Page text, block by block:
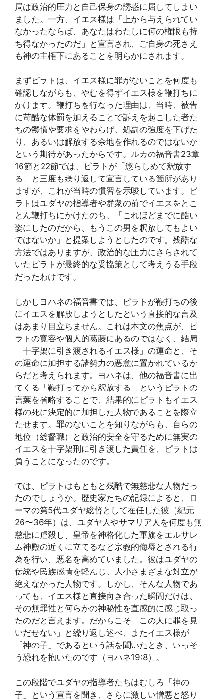
局は政治的圧力と自己保身の誘惑に屈してしまい
ました。一方、イエス様は「上から与えられてい
なかったならば、あなたはわたしに何の権限も持
ち得なかったのだ」と宣言され、ご自身の死さえ
も神の主権下にあることを明らかにされます。
まずピラトは、イエス様に罪がないことを何度も
確認しながらも、やむを得ずイエス様を鞭打ちに
かけます。鞭打ちを行なった理由は、当時、被告
に苛酷な体罰を加えることで訴えを起こした者た
ちの鬱憤や要求をやわらげ、処罰の強度を下げた
り、あるいは解放する余地を作れるのではないか
という期待があったからです。ルカの福音書23章
16節と22節では、ピラトが「懲らしめて釈放す
る」と三度も繰り返して宣言している箇所があり
ますが、これが当時の慣習を示唆しています。ピ
ラトはユダヤの指導者や群衆の前でイエスをとこ
とん鞭打ちにかけたのち、「これほどまでに酷い
姿にしたのだから、もうこの男を釈放してもよい
ではないか」と提案しようとしたのです。残酷な
方法ではありますが、政治的な圧力にさらされて
いたピラトが最終的な妥協策として考えうる手段
だったわけです。
しかしヨハネの福音書では、ピラトが鞭打ちの後
にイエスを解放しようとしたという直接的な言及
はあまり目立ちません。これは本文の焦点が、ピ
ラトの寛容や個人的葛藤にあるのではなく、結局
「十字架に引き渡されるイエス様」の運命と、そ
の運命に加担する諸勢力の悪意に置かれているか
らだと考えられます。ヨハネは、他の福音書に出
てくる「鞭打ってから釈放する」というピラトの
言葉を省略することで、結果的にピラトもイエス
様の死に決定的に加担した人物であることを際立
たせます。罪のないことを知りながらも、自らの
地位（総督職）と政治的安全を守るために無実の
イエスを十字架刑に引き渡した責任を、ピラトは
負うことになったのです。
では、ピラトはもともと残酷で無慈悲な人物だっ
たのでしょうか。歴史家たちの記録によると、ロ
ーマの第5代ユダヤ総督として在任した彼（紀元
26〜36年）は、ユダヤ人やサマリア人を何度も無
慈悲に虐殺し、皇帝を神格化した軍旗をエルサレ
ム神殿の近くに立てるなど宗教的侮辱とされる行
為を行い、悪名を高めていました。彼はユダヤの
伝統や民族感情を軽んじ、大小さまざまな対立が
絶えなかった人物です。しかし、そんな人物であ
っても、イエス様と直接向き合った瞬間だけは、
その無罪性と何らかの神秘性を直感的に感じ取っ
たのだと言えます。だからこそ「この人に罪を見
いだせない」と繰り返し述べ、またイエス様が
「神の子」であるという話を聞いたとき、いっそ
う恐れを抱いたのです（ヨハネ19:8）。
この段階でユダヤの指導者たちはむしろ「神の
子」という宣言を聞き、さらに激しい憎悪と怒り